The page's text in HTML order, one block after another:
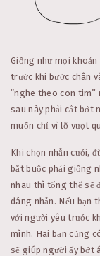
Giống như mọi
trước khi bước chân
“nghe theo con tim”
sau này phải cắt bớt
muốn chỉ vì lỡ vượt
Khi chọn nhẫn cưới,
bắt buộc phải giống
nhau thì tổng thể sẽ
dáng nhẫn. Nếu bạn
với người yêu trước
mình. Hai bạn cũng
sẽ giúp người ấy bớt